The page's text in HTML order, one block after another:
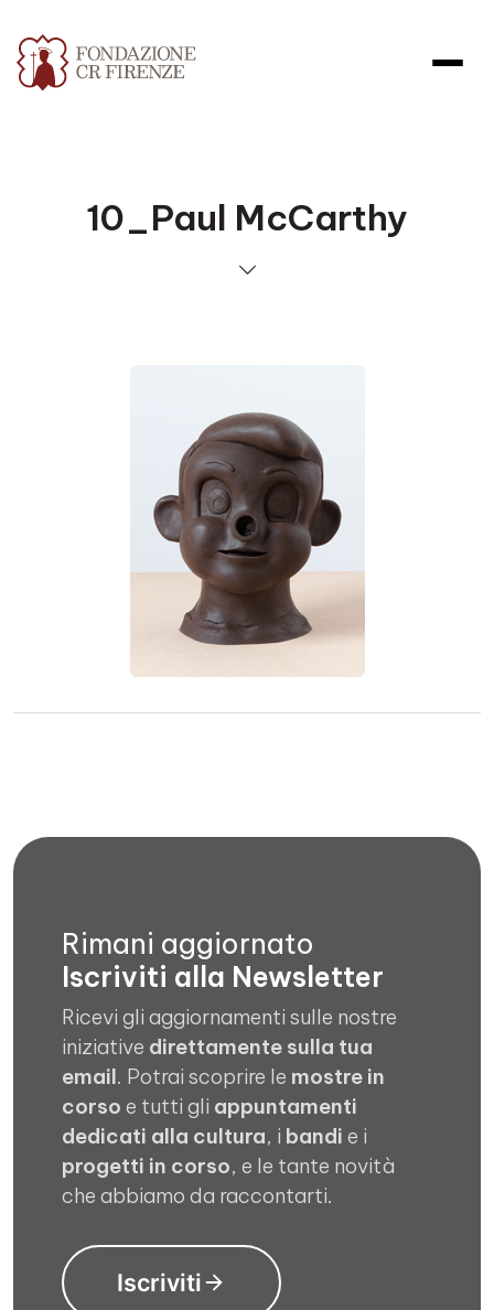
10_Paul McCarthy
Rimani aggiornato
Iscriviti alla Newsletter
Ricevi gli aggiornamenti sulle nostre
iniziative direttamente sulla tua
email. Potrai scoprire le mostre in
corso e tutti gli appuntamenti
dedicati alla cultura, i bandi e i
progetti in corso, e le tante novità
che abbiamo da raccontarti.
Iscriviti